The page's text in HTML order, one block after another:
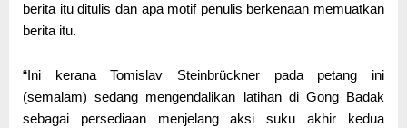
berita itu ditulis dan apa motif penulis berkenaan memuatkan
berita itu.
“Ini kerana Tomislav Steinbrückner pada petang ini
(semalam) sedang mengendalikan latihan di Gong Badak
sebagai persediaan menjelang aksi suku akhir kedua